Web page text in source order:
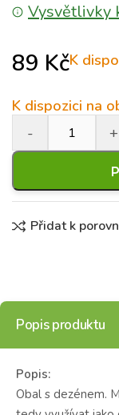
Vysvětlivky
89 KčK
K dispozici na
Přidat k
Popis produktu
Popis:
Obal s dezénem.